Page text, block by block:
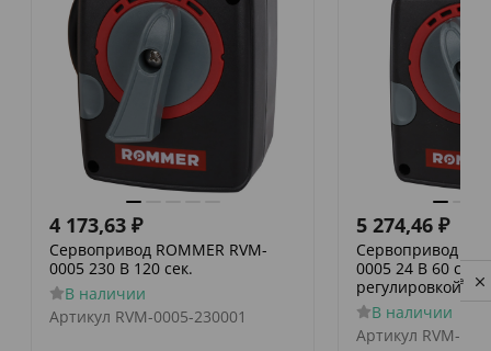
4 173,63 ₽
Сервопривод ROMMER RVM-
0005 230 В 120 сек.
В наличии
Артикул RVM-0005-230001
5 274,46 ₽
Сервопривод
0005 24 В 60
регулировкой по
В наличии
Артикул RVM-
Privacy notice